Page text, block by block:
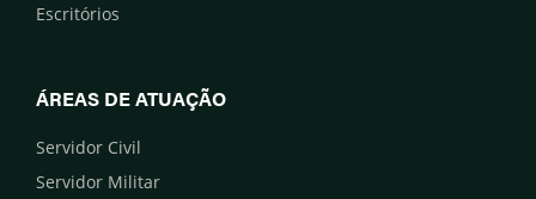
Escritórios
ÁREAS DE ATUAÇÃO
Servidor Civil
Servidor Militar